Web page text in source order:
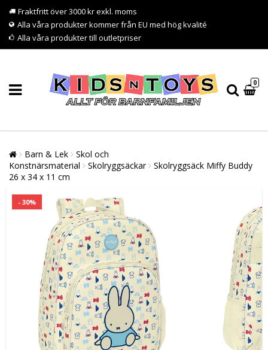
Fraktfritt över 3000 kr exkl. moms
Alla våra produkter kommer från EU med hög kvalité
Alla våra produkter till outletpriser
0
Barn & Lek
Skol och
Konstnärsmaterial
Skolryggsäckar
Skolryggsäck Miffy Buddy
26 x 34 x 11 cm
- 30%